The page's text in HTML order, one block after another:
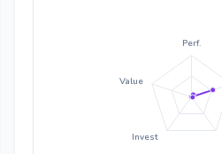
Perf.
Invest
Value